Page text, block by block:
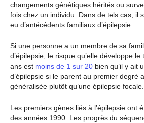
changements génétiques hérités ou
fois chez un individu. Dans de tels cas, il
eu d’antécédents familiaux d’épilepsie.
Si une personne a un membre de sa
d’épilepsie, le risque qu’elle développe le
ans est moins de 1 sur 20 bien qu’il y ait
d’épilepsie si le parent au premier degré
généralisée plutôt qu’une épilepsie focale.
Les premiers gènes liés à l’épilepsie ont
des années 1990. Les progrès du